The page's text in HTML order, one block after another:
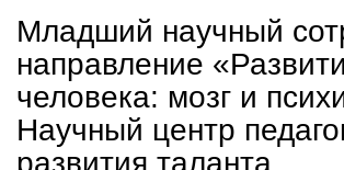
Младший научный
направление
человека: мозг и
Научный центр
развития таланта